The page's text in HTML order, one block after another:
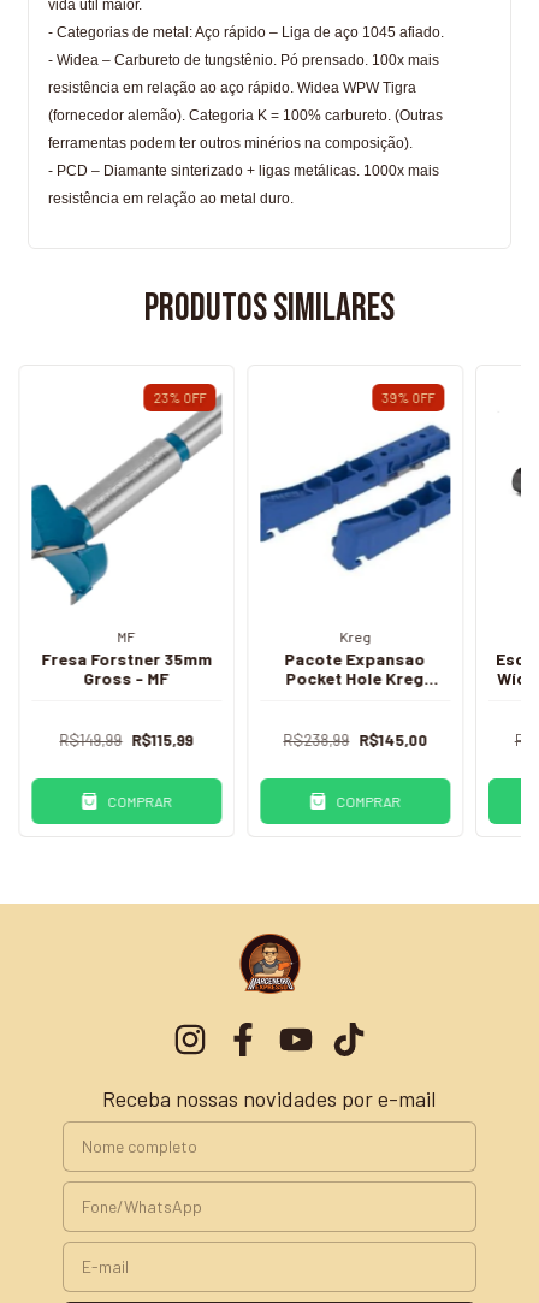
vida útil maior.
- Categorias de metal: Aço rápido – Liga de aço 1045 afiado.
- Widea – Carbureto de tungstênio. Pó prensado. 100x mais
resistência em relação ao aço rápido. Widea WPW Tigra
(fornecedor alemão). Categoria K = 100% carbureto. (Outras
ferramentas podem ter outros minérios na composição).
- PCD – Diamante sinterizado + ligas metálicas. 1000x mais
resistência em relação ao metal duro.
Produtos similares
23% OFF
MF
Fresa Forstner 35mm
Gross - MF
R$149,99 R$115,99
COMPRAR
39% OFF
Kreg
Pacote Expansao
Pocket Hole Kreg
R$238,99 R$145,00
COMPRAR
Receba nossas novidades por e-mail